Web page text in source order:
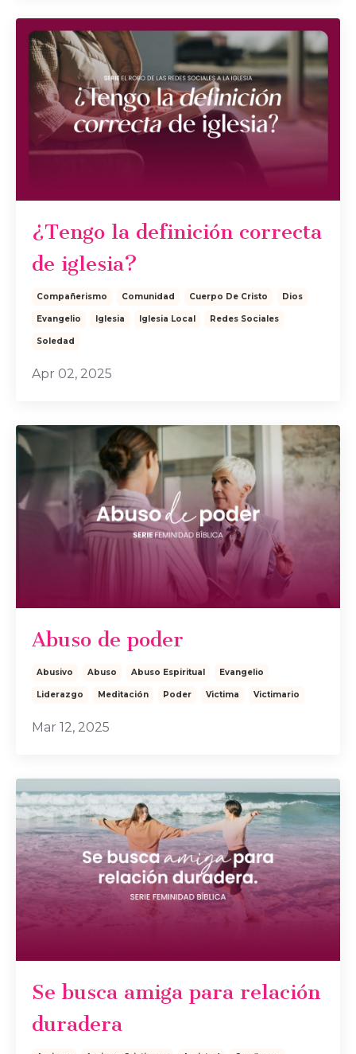
¿Tengo la definición correcta
de iglesia?
Compañerismo Comunidad Cuerpo De Cristo Dios
Evangelio Iglesia Iglesia Local Redes Sociales
Soledad
Apr 02, 2025
Abuso de poder
Abusivo Abuso Abuso Espiritual Evangelio
Liderazgo Meditación Poder Victima Victimario
Mar 12, 2025
Se busca amiga para relación
duradera